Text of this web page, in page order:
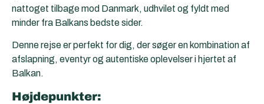
nattoget tilbage mod Danmark, udhvilet og fyldt med
minder fra Balkans bedste sider.
Denne rejse er perfekt for dig, der søger en kombination af
afslapning, eventyr og autentiske oplevelser i hjertet af
Balkan.
Højdepunkter: